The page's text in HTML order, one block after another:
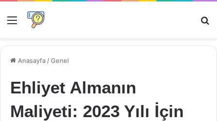
Menü
Anasayfa /Genel
Ehliyet Almanın
Maliyeti: 2023 Yılı İçin